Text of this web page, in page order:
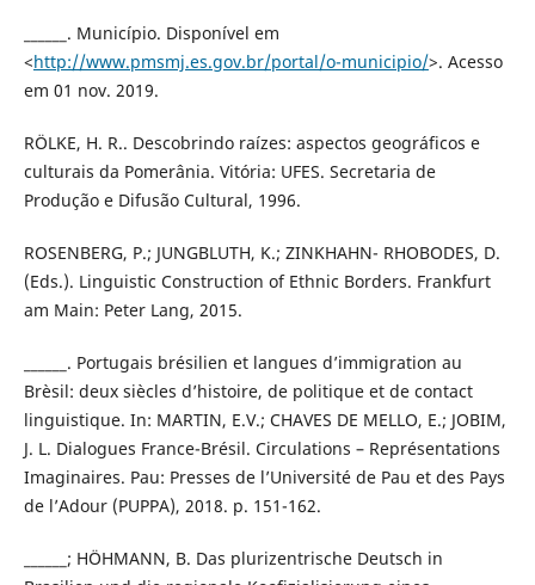
______. Município. Disponível em
<http://www.pmsmj.es.gov.br/portal/o-municipio/>. Acesso
em 01 nov. 2019.
RÖLKE, H. R.. Descobrindo raízes: aspectos geográficos e
culturais da Pomerânia. Vitória: UFES. Secretaria de
Produção e Difusão Cultural, 1996.
ROSENBERG, P.; JUNGBLUTH, K.; ZINKHAHN- RHOBODES, D.
(Eds.). Linguistic Construction of Ethnic Borders. Frankfurt
am Main: Peter Lang, 2015.
______. Portugais brésilien et langues d’immigration au
Brèsil: deux siècles d’histoire, de politique et de contact
linguistique. In: MARTIN, E.V.; CHAVES DE MELLO, E.; JOBIM,
J. L. Dialogues France-Brésil. Circulations – Représentations
Imaginaires. Pau: Presses de l’Université de Pau et des Pays
de l’Adour (PUPPA), 2018. p. 151-162.
______; HÖHMANN, B. Das plurizentrische Deutsch in